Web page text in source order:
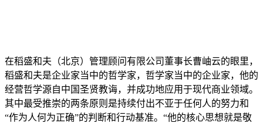
在稻盛和夫（北京）管理顾问有限公司董事长曹岫云的眼里，
稻盛和夫是企业家当中的哲学家，哲学家当中的企业家，他的
经营哲学源自中国圣贤教诲，并成功地应用于现代商业领域。
其中最受推崇的两条原则是持续付出不亚于任何人的努力和
“作为人何为正确”的判断和行动基准。“他的核心思想就是敬